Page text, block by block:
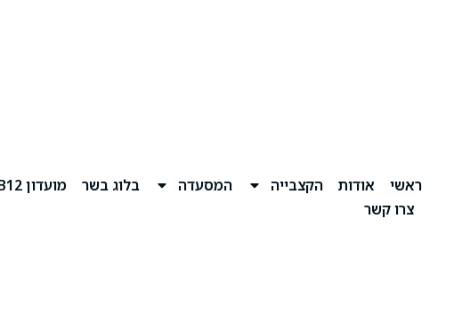
ראשי אודות הקצבייה המסעדה בלוג בשר מועדון B12
צרו קשר